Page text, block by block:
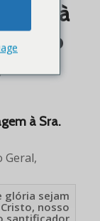
à
Kato
à Sra.
Geral,
glória sejam
nosso